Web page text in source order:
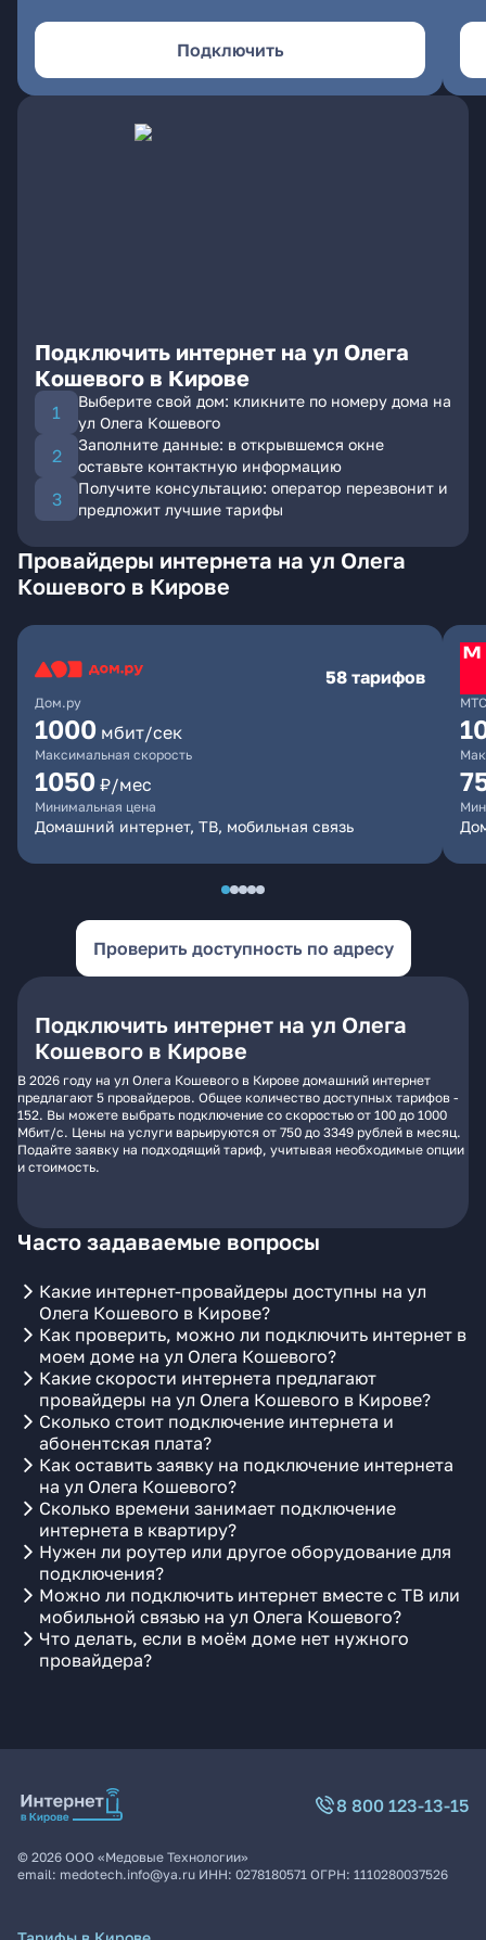
Подключить
Подключить интернет на ул Олега
Кошевого в Кирове
Выберите свой дом: кликните по номеру дома на
ул Олега Кошевого
Заполните данные: в открывшемся окне
оставьте контактную информацию
Получите консультацию: оператор перезвонит и
предложит лучшие тарифы
Провайдеры интернета на ул Олега
Кошевого в Кирове
Дом.ру
58 тарифов
1000 мбит/сек
Максимальная скорость
1050 ₽/мес
Минимальная цена
Домашний интернет, ТВ, мобильная связь
МТС
Проверить доступность по адресу
Подключить интернет на ул Олега
Кошевого в Кирове
В 2026 году на ул Олега Кошевого в Кирове домашний интернет
предлагают 5 провайдеров. Общее количество доступных тарифов -
152. Вы можете выбрать подключение со скоростью от 100 до 1000
Мбит/с. Цены на услуги варьируются от 750 до 3349 рублей в месяц.
Подайте заявку на подходящий тариф, учитывая необходимые опции
и стоимость.
Часто задаваемые вопросы
Какие интернет-провайдеры доступны на ул
Олега Кошевого в Кирове?
Как проверить, можно ли подключить интернет в
моем доме на ул Олега Кошевого?
Какие скорости интернета предлагают
провайдеры на ул Олега Кошевого в Кирове?
Сколько стоит подключение интернета и
абонентская плата?
Как оставить заявку на подключение интернета
на ул Олега Кошевого?
Сколько времени занимает подключение
интернета в квартиру?
Нужен ли роутер или другое оборудование для
подключения?
Можно ли подключить интернет вместе с ТВ или
мобильной связью на ул Олега Кошевого?
Что делать, если в моём доме нет нужного
провайдера?
8 800 123-13-15
© 2026 ООО «Медовые Технологии»
email: medotech.info@ya.ru ИНН: 0278180571 ОГРН: 1110280037526